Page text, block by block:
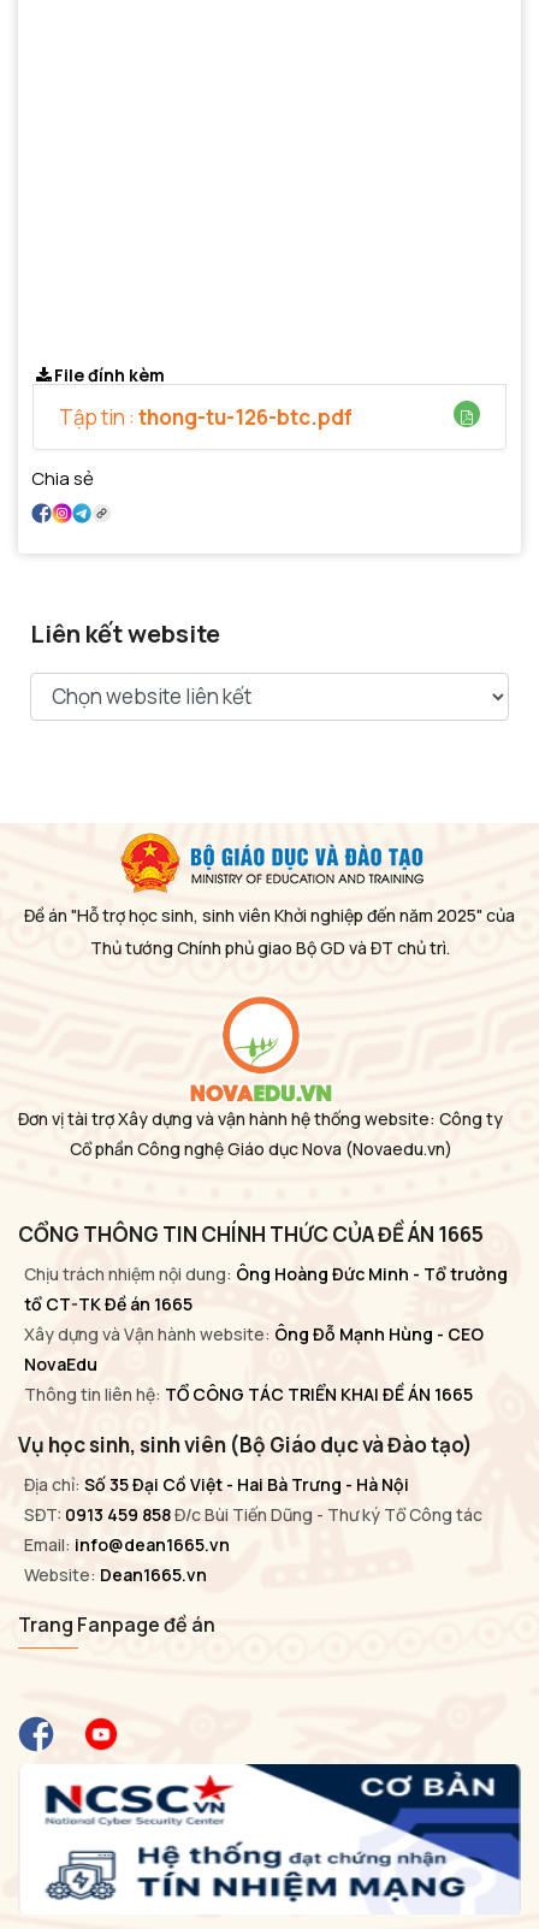
File đính kèm
Tập tin :thong-tu-126-btc.pdf
Chia sẻ
Liên kết website
Đề án "Hỗ trợ học sinh, sinh viên Khởi nghiệp đến năm 2025" của
Thủ tướng Chính phủ giao Bộ GD và ĐT chủ trì.
Đơn vị tài trợ Xây dựng và vận hành hệ thống website: Công ty
Cổ phần Công nghệ Giáo dục Nova (Novaedu.vn)
CỔNG THÔNG TIN CHÍNH THỨC CỦA ĐỀ ÁN 1665
Chịu trách nhiệm nội dung: Ông Hoàng Đức Minh - Tổ trưởng
tổ CT-TK Đề án 1665
Xây dựng và Vận hành website: Ông Đỗ Mạnh Hùng - CEO
NovaEdu
Thông tin liên hệ: TỔ CÔNG TÁC TRIỂN KHAI ĐỀ ÁN 1665
Vụ học sinh, sinh viên (Bộ Giáo dục và Đào tạo)
Địa chỉ: Số 35 Đại Cồ Việt - Hai Bà Trưng - Hà Nội
SĐT: 0913 459 858Đ/c Bùi Tiến Dũng - Thư ký Tổ Công tác
Email: info@dean1665.vn
Website: Dean1665.vn
Trang Fanpage đề án